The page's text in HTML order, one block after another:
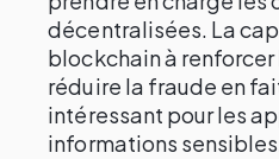
décentralisées. La
blockchain à renforcer
réduire la fraude en
intéressant pour les
informations